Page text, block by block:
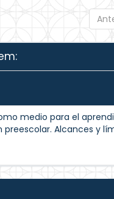
medio para el
preescolar. Alcances y